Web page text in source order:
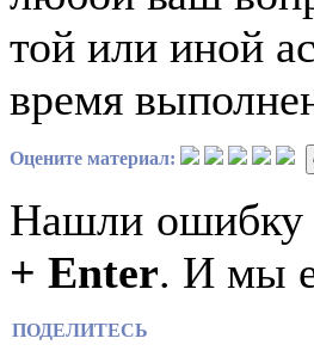
той или иной
время
Оцените материал:
Нашли ошибку
+ Enter. И мы
ПОДЕЛИТЕСЬ